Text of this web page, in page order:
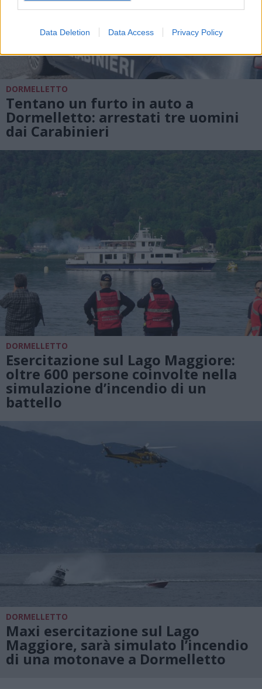
Data Deletion Data Access Privacy Policy
DORMELLETTO
Tentano un furto in auto a
Dormelletto: arrestati tre uomini
dai Carabinieri
DORMELLETTO
Esercitazione sul Lago Maggiore:
oltre 600 persone coinvolte nella
simulazione d’incendio di un
battello
DORMELLETTO
Maxi esercitazione sul Lago
Maggiore, sarà simulato l’incendio
di una motonave a Dormelletto